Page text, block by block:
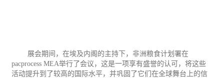
展会期间，在埃及内阁的主持下，非洲粮食计划署在
pacprocess MEA举行了会议，这是一项享有盛誉的认可，将这些
活动提升到了较高的国际水平，并巩固了它们在全球舞台上的信